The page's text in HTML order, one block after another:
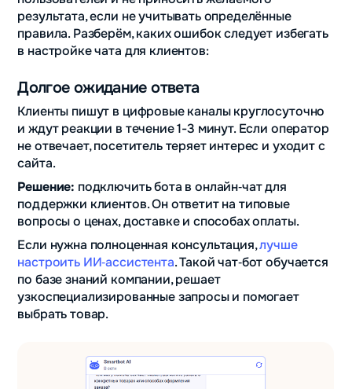
результата, если не учитывать определённые
правила. Разберём, каких ошибок следует избегать
в настройке чата для клиентов:
Долгое ожидание ответа
Клиенты пишут в цифровые каналы круглосуточно
и ждут реакции в течение 1-3 минут. Если оператор
не отвечает, посетитель теряет интерес и уходит с
сайта.
Решение: подключить бота в онлайн‑чат для
поддержки клиентов. Он ответит на типовые
вопросы о ценах, доставке и способах оплаты.
Если нужна полноценная консультация,лучше
настроить ИИ‑ассистента. Такой чат‑бот обучается
по базе знаний компании, решает
узкоспециализированные запросы и помогает
выбрать товар.